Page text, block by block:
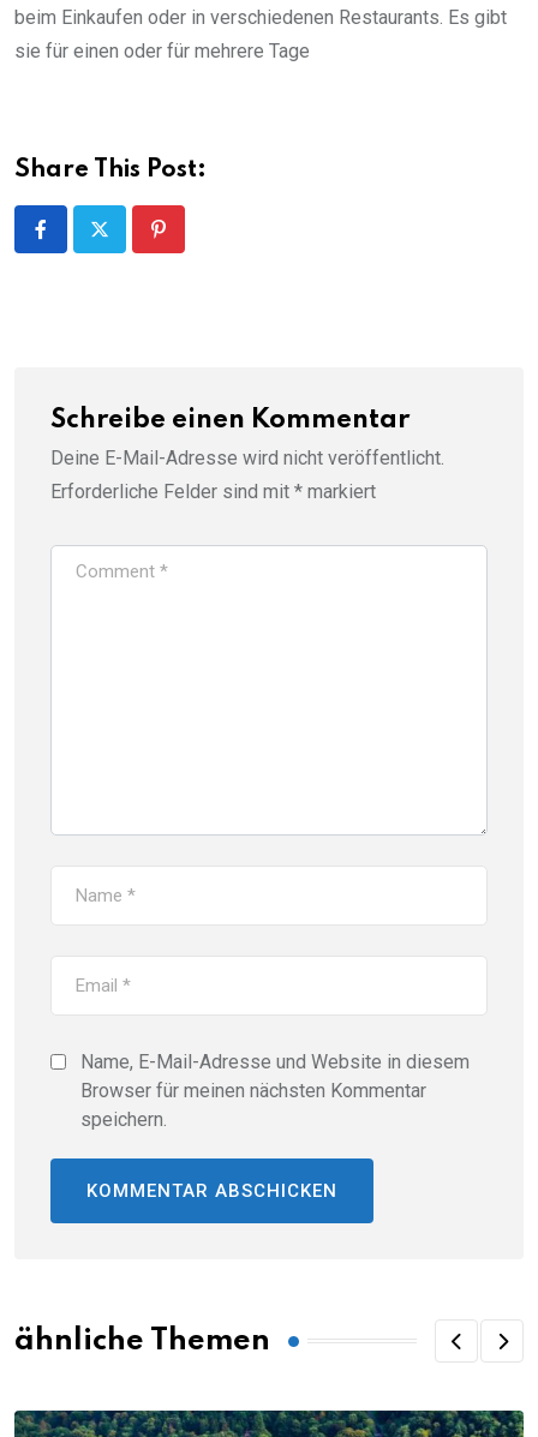
beim Einkaufen oder in verschiedenen Restaurants. Es gibt
sie für einen oder für mehrere Tage
Share This Post:
Schreibe einen Kommentar
Deine E-Mail-Adresse wird nicht veröffentlicht.
Erforderliche Felder sind mit * markiert
Name, E-Mail-Adresse und Website in diesem
Browser für meinen nächsten Kommentar
speichern.
ähnliche Themen